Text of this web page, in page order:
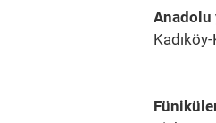
Anadolu